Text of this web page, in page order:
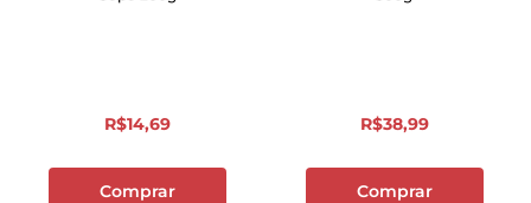
R$14,69
Comprar
R$38,99
Comprar